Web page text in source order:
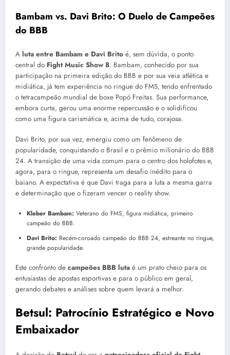
Bambam vs. Davi Brito: O Duelo de Campeões
do BBB
A luta entre Bambam e Davi Brito é, sem dúvida, o ponto
central do Fight Music Show 8. Bambam, conhecido por sua
participação na primeira edição do BBB e por sua veia atlética e
midiática, já tem experiência no ringue do FMS, tendo enfrentado
o tetracampeão mundial de boxe Popó Freitas. Sua performance,
embora curta, gerou uma enorme repercussão e o solidificou
como uma figura carismática e, acima de tudo, corajosa.
Davi Brito, por sua vez, emergiu como um fenômeno de
popularidade, conquistando o Brasil e o prêmio milionário do BBB
24. A transição de uma vida comum para o centro dos holofotes e,
agora, para o ringue, representa um desafio inédito para o
baiano. A expectativa é que Davi traga para a luta a mesma garra
e determinação que o fizeram vencer o reality show.
Kleber Bambam: Veterano do FMS, figura midiática, primeiro
campeão do BBB.
Davi Brito: Recém-coroado campeão do BBB 24, estreante no ringue,
grande popularidade.
Este confronto de campeões BBB luta é um prato cheio para os
entusiastas de apostas esportivas e para o público em geral,
gerando debates e análises sobre quem levará a melhor.
Betsul: Patrocínio Estratégico e Novo
Embaixador